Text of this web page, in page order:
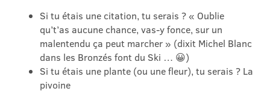
Si tu étais une citation, tu serais ? « Oublie
qu’t’as aucune chance, vas-y fonce, sur un
malentendu ça peut marcher » (dixit Michel Blanc
dans les Bronzés font du Ski … 😀)
Si tu étais une plante (ou une fleur), tu serais ? La
pivoine